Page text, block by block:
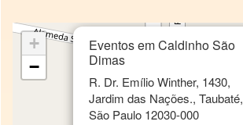
Eventos em Caldinho São
Dimas
R. Dr. Emílio Winther, 1430,
Jardim das Nações., Taubaté,
São Paulo 12030-000
+
−